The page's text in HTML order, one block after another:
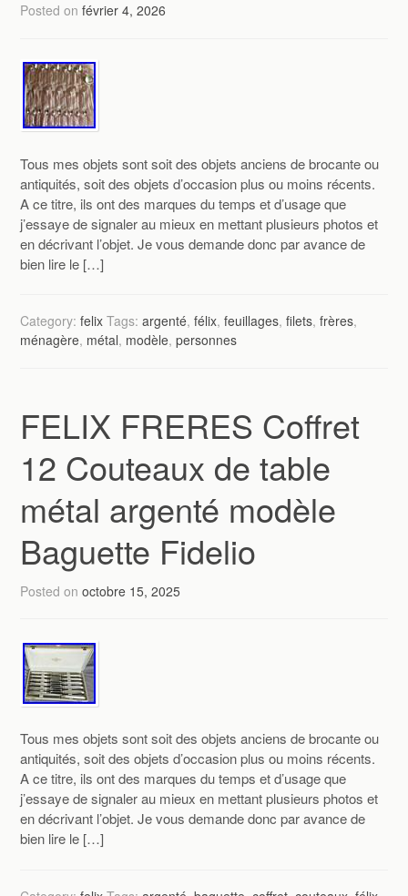
Posted onfévrier 4, 2026
Tous mes objets sont soit des objets anciens de brocante ou
antiquités, soit des objets d’occasion plus ou moins récents.
A ce titre, ils ont des marques du temps et d’usage que
j’essaye de signaler au mieux en mettant plusieurs photos et
en décrivant l’objet. Je vous demande donc par avance de
bien lire le […]
Category:felix Tags:argenté,félix,feuillages,filets,frères,
ménagère, métal, modèle,personnes
FELIX FRERES Coffret
12 Couteaux de table
métal argenté modèle
Baguette Fidelio
Posted onoctobre 15, 2025
Tous mes objets sont soit des objets anciens de brocante ou
antiquités, soit des objets d’occasion plus ou moins récents.
A ce titre, ils ont des marques du temps et d’usage que
j’essaye de signaler au mieux en mettant plusieurs photos et
en décrivant l’objet. Je vous demande donc par avance de
bien lire le […]